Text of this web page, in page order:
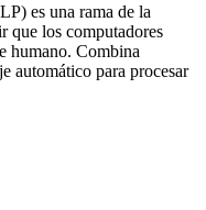
es una rama de la
que los computadores
humano. Combina
automático para procesar